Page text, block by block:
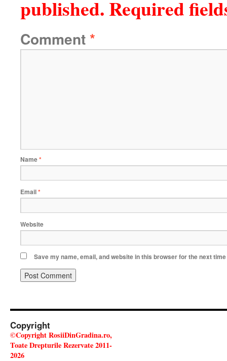
published. Required
Comment*
Name*
Email*
Website
Save my name, email, and website in this browser for the next
Copyright
©Copyright RosiiDinGradina.ro,
Toate Drepturile Rezervate 2011-
2026